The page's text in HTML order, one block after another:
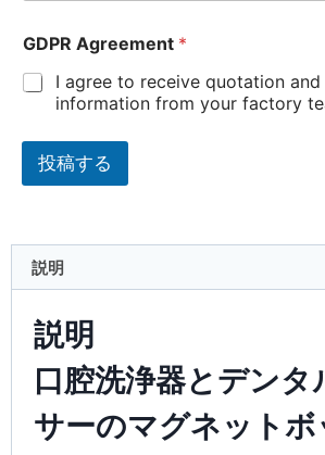
GDPR Agreement *
I agree to receive quotation
information from your factory
投稿する
説明
説明
口腔洗浄器とデンタ
サーのマグネット